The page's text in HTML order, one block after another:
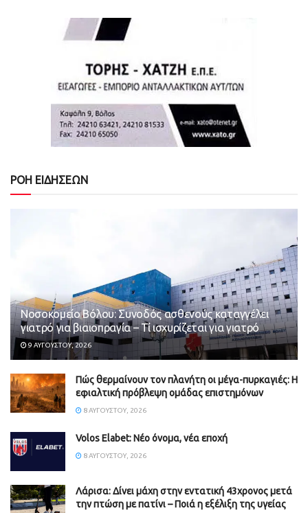
ΡΟΗ ΕΙΔΗΣΕΩΝ
Νοσοκομείο Βόλου: Συνοδός ασθενούς καταγγέλει
γιατρό για βιαιοπραγία – Τί ισχυρίζεται για γιατρό
9 ΑΥΓΟΎΣΤΟΥ, 2026
Πώς θερμαίνουν τον πλανήτη οι μέγα-πυρκαγιές: Η
εφιαλτική πρόβλεψη ομάδας επιστημόνων
8 ΑΥΓΟΎΣΤΟΥ, 2026
Volos Elabet: Νέο όνομα, νέα εποχή
8 ΑΥΓΟΎΣΤΟΥ, 2026
Λάρισα: Δίνει μάχη στην εντατική 43χρονος μετά
την πτώση με πατίνι – Ποιά η εξέλιξη της υγείας